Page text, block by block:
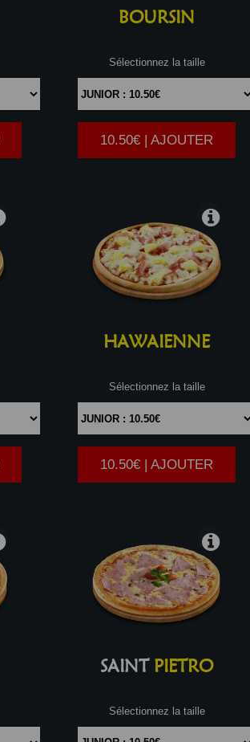
BOURSIN
Sélectionnez la taille
|
10.50€ | AJOUTER
HAWAIENNE
Sélectionnez la taille
|
10.50€ | AJOUTER
SAINTPIETRO
Sélectionnez la taille